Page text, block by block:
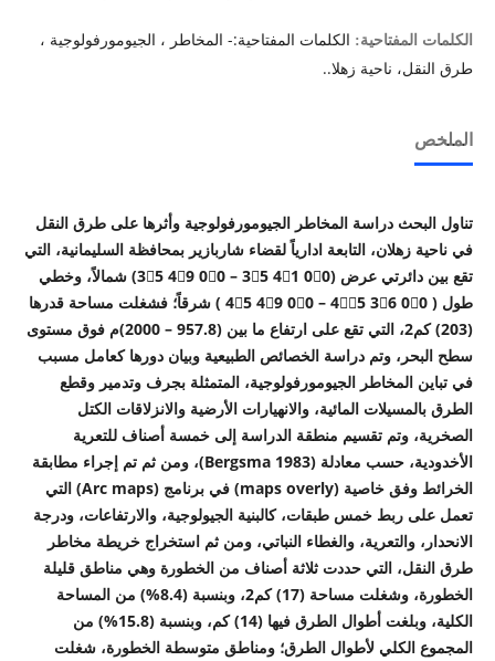
الكلمات المفتاحية: الكلمات المفتاحية:- المخاطر ، الجيومورفولوجية ،
طرق النقل، ناحية زهلا..
الملخص
تناول البحث دراسة المخاطر الجيومورفولوجية وأثرها على طرق النقل
في ناحية زهلان، التابعة ادارياً لقضاء شاربازير بمحافظة السليمانية، التي
تقع بين دائرتي عرض (00ً 41َ 35ْ – 00ً 49َ 35ْ) شمالاً، وخطي
طول ( 00ً 36َ 45ْْ – 00ً 49َ 45ْ ) شرقاً؛ فشغلت مساحة قدرها
(203) كم2، التي تقع على ارتفاع ما بين (957.8 – 2000)م فوق مستوى
سطح البحر، وتم دراسة الخصائص الطبيعية وبيان دورها كعامل مسبب
في تباين المخاطر الجيومورفولوجية، المتمثلة بجرف وتدمير وقطع
الطرق بالمسيلات المائية، والانهيارات الأرضية والانزلاقات الكتل
الصخرية، وتم تقسيم منطقة الدراسة إلى خمسة أصناف للتعرية
الأخدودية، حسب معادلة (Bergsma 1983)، ومن ثم تم إجراء مطابقة
الخرائط وفق خاصية (maps overly) في برنامج (Arc maps) التي
تعمل على ربط خمس طبقات، كالبنية الجيولوجية، والارتفاعات، ودرجة
الانحدار، والتعرية، والغطاء النباتي، ومن ثم استخراج خريطة مخاطر
طرق النقل، التي حددت ثلاثة أصناف من الخطورة وهي مناطق قليلة
الخطورة، وشغلت مساحة (17) كم2، وبنسبة (8.4%) من المساحة
الكلية، وبلغت أطوال الطرق فيها (14) كم، وبنسبة (15.8%) من
المجموع الكلي لأطوال الطرق؛ ومناطق متوسطة الخطورة، شغلت